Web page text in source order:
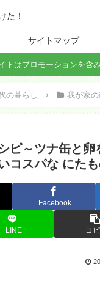
た！
サイトマップ
トはプロモーションを含み
の暮らし 我が家
ピ～ツナ缶と卵
コスパな にた
Facebook
LINE コ